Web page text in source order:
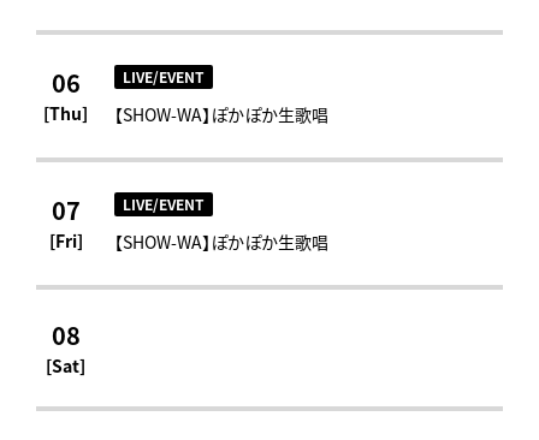
06
[Thu]
LIVE/EVENT
【SHOW-WA】ぽかぽか生歌唱
07
[Fri]
LIVE/EVENT
【SHOW-WA】ぽかぽか生歌唱
08
[Sat]